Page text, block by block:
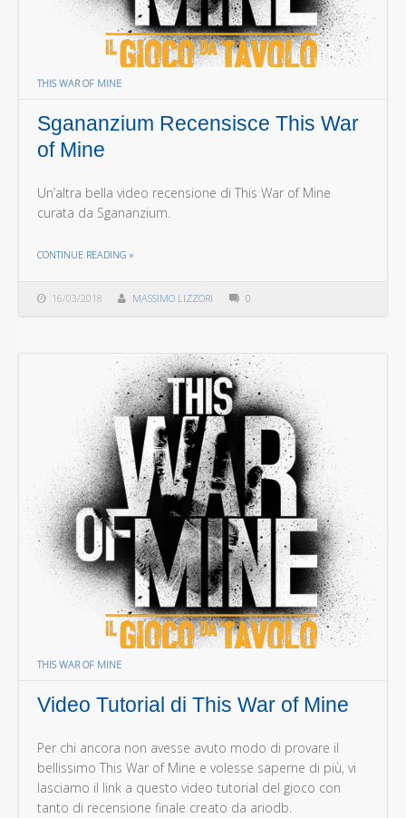
THIS WAR OF MINE
Sgananzium Recensisce This War
of Mine
16/03/2018 MASSIMO LIZZORI 0
Un’altra bella video recensione di This War of Mine
curata da Sgananzium.
CONTINUE READING »
THIS WAR OF MINE
Video Tutorial di This War of Mine
Per chi ancora non avesse avuto modo di provare il
bellissimo This War of Mine e volesse saperne di più, vi
lasciamo il link a questo video tutorial del gioco con
tanto di recensione finale creato da ariodb.